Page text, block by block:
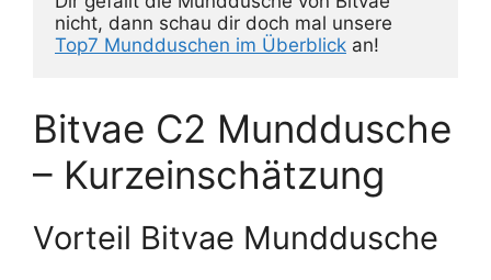
Top7 Mundduschen im Überblick an!
Bitvae C2 Munddusche
– Kurzeinschätzung
Vorteil Bitvae Munddusche